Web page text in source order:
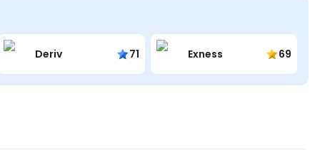
Deriv 71 Exness 69